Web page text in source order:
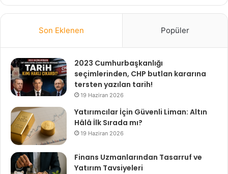
Son Eklenen Popüler
2023 Cumhurbaşkanlığı
seçimlerinden, CHP butlan kararına
tersten yazılan tarih!
19 Haziran 2026
Yatırımcılar İçin Güvenli Liman: Altın
Hâlâ İlk Sırada mı?
19 Haziran 2026
Finans Uzmanlarından Tasarruf ve
Yatırım Tavsiyeleri